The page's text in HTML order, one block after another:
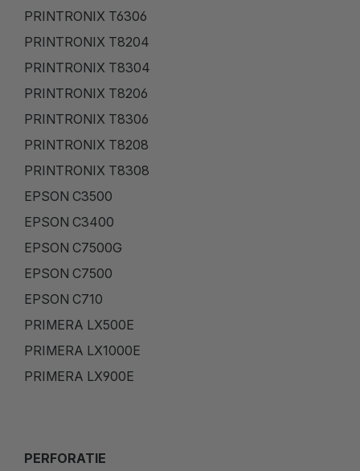
PRINTRONIX T6306
PRINTRONIX T8204
PRINTRONIX T8304
PRINTRONIX T8206
PRINTRONIX T8306
PRINTRONIX T8208
PRINTRONIX T8308
EPSON C3500
EPSON C3400
EPSON C7500G
EPSON C7500
EPSON C710
PRIMERA LX500E
PRIMERA LX1000E
PRIMERA LX900E
PERFORATIE